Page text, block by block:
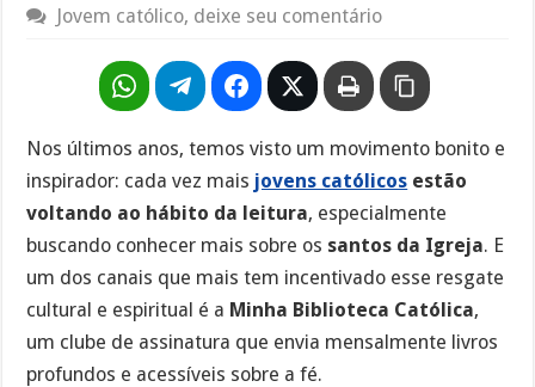
Jovem católico, deixe seu comentário
Nos últimos anos, temos visto um movimento bonito e
inspirador: cada vez mais jovens católicos estão
voltando ao hábito da leitura, especialmente
buscando conhecer mais sobre os santos da Igreja. E
um dos canais que mais tem incentivado esse resgate
cultural e espiritual é a Minha Biblioteca Católica,
um clube de assinatura que envia mensalmente livros
profundos e acessíveis sobre a fé.